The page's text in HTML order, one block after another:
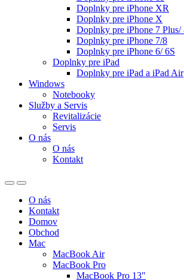
Doplnky pre iPhone XR
Doplnky pre iPhone X
Doplnky pre iPhone 7 Plus/
Doplnky pre iPhone 7/8
Doplnky pre iPhone 6/ 6S
Doplnky pre iPad
Doplnky pre iPad a iPad Air
Windows
Notebooky
Služby a Servis
Revitalizácie
Servis
O nás
O nás
Kontakt
O nás
Kontakt
Domov
Obchod
Mac
MacBook Air
MacBook Pro
MacBook Pro 13″